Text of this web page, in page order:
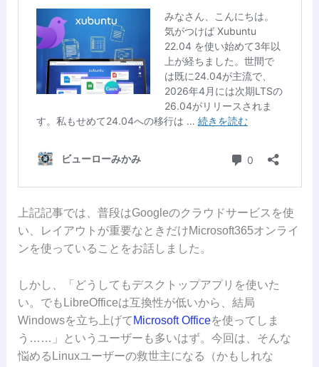
上記記事では、普段はGoogleのクラウドサービスを使
い、レイアウトが重要なときだけMicrosoft365オンライ
ンを使っていることをお話しました。
しかし、「どうしてもデスクトップアプリを使いた
い。でもLibreOfficeは互換性が低いから、結局
Windowsを立ち上げて Microsoft Officeを使ってしま
う……」というユーザーも多いはず。今回は、そんな
悩めるLinuxユーザーの救世主になる（かもしれな